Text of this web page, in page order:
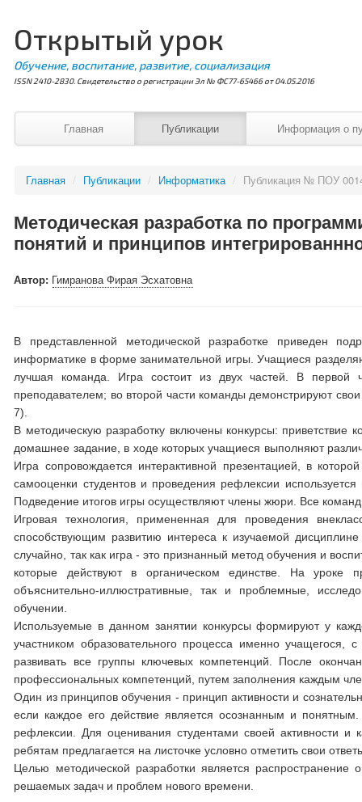
Открытый урок
Обучение, воспитание, развитие, социализация
ISSN 2410-2830. Свидетельство о регистрации Эл № ФС77-65466 от 04.05.2016
Главная Публикации Информация о
Главная / Публикации / Информатика / Публикация № ПОУ
Методическая разработка по
понятий и принципов
Автор: Гимранова Фирая Эсхатовна
В представленной методической разработке приведен
информатике в форме занимательной игры. Учащиеся
лучшая команда. Игра состоит из двух частей. В первой
преподавателем; во второй части команды демонстрируют
7).
В методическую разработку включены конкурсы:
домашнее задание, в ходе которых учащиеся выполняют
Игра сопровождается интерактивной презентацией, в
самооценки студентов и проведения рефлексии
Подведение итогов игры осуществляют члены жюри. Все
Игровая технология, примененная для проведения
способствующим развитию интереса к изучаемой
случайно, так как игра - это признанный метод обучения и
которые действуют в органическом единстве. На уроке
объяснительно-иллюстративные, так и проблемные,
обучении.
Используемые в данном занятии конкурсы формируют у
участником образовательного процесса именно
развивать все группы ключевых компетенций. После
профессиональных компетенций, путем заполнения каждым
Один из принципов обучения - принцип активности и
если каждое его действие является осознанным и
рефлексии. Для оценивания студентами своей активности и
ребятам предлагается на листочке условно отметить свои
Целью методической разработки является
решаемых задач и проблем нового времени.